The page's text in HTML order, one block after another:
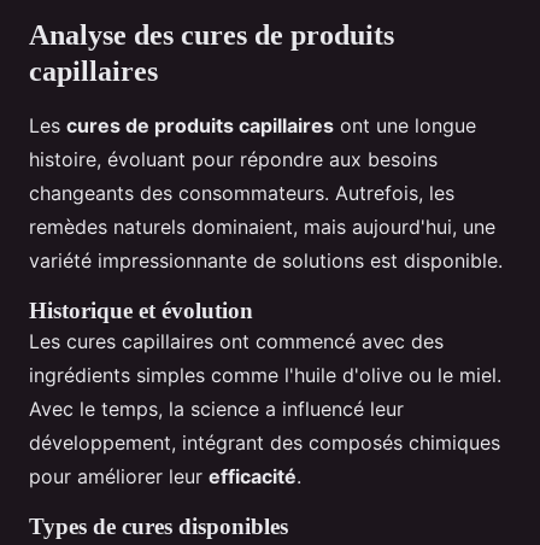
Analyse des cures de produits
capillaires
Les cures de produits capillaires ont une longue
histoire, évoluant pour répondre aux besoins
changeants des consommateurs. Autrefois, les
remèdes naturels dominaient, mais aujourd'hui, une
variété impressionnante de solutions est disponible.
Historique et évolution
Les cures capillaires ont commencé avec des
ingrédients simples comme l'huile d'olive ou le miel.
Avec le temps, la science a influencé leur
développement, intégrant des composés chimiques
pour améliorer leur efficacité.
Types de cures disponibles